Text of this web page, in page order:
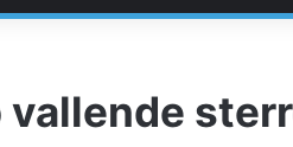
vallende